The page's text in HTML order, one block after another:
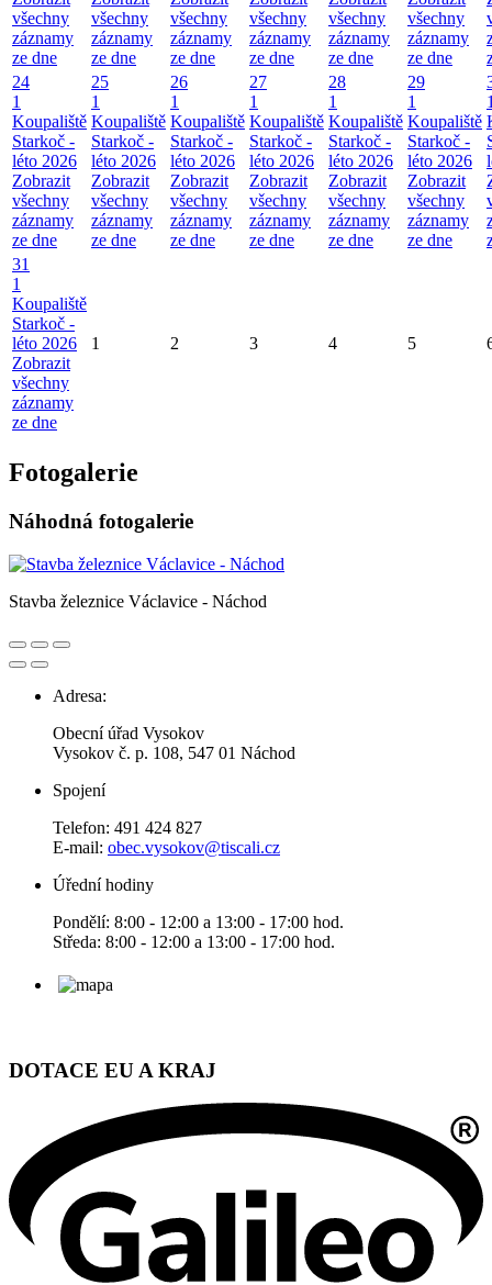
všechny
záznamy
ze dne
všechny
záznamy
ze dne
všechny
záznamy
ze dne
všechny
záznamy
ze dne
všechny
záznamy
ze dne
všechny
záznamy
ze dne
24
1
Koupaliště
Starkoč -
léto 2026
Zobrazit
všechny
záznamy
ze dne
25
1
Koupaliště
Starkoč -
léto 2026
Zobrazit
všechny
záznamy
ze dne
26
1
Koupaliště
Starkoč -
léto 2026
Zobrazit
všechny
záznamy
ze dne
27
1
Koupaliště
Starkoč -
léto 2026
Zobrazit
všechny
záznamy
ze dne
28
1
Koupaliště
Starkoč -
léto 2026
Zobrazit
všechny
záznamy
ze dne
29
1
Koupaliště
Starkoč -
léto 2026
Zobrazit
všechny
záznamy
ze dne
31
1
Koupaliště
Starkoč -
léto 2026
Zobrazit
všechny
záznamy
ze dne
1 2 3 4 5
Fotogalerie
Náhodná fotogalerie
Stavba železnice Václavice - Náchod
Adresa:
Obecní úřad Vysokov
Vysokov č. p. 108, 547 01 Náchod
Spojení
Telefon: 491 424 827
E-mail: obec.vysokov@tiscali.cz
Úřední hodiny
Pondělí: 8:00 - 12:00 a 13:00 - 17:00 hod.
Středa: 8:00 - 12:00 a 13:00 - 17:00 hod.
DOTACE EU A KRAJ